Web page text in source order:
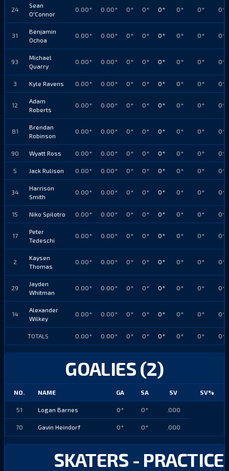
24
Sean
O'Connor
0.00* 0.00* 0* 0* 0* 0* 0* 0*
31
Benjamin
Ochoa
0.00* 0.00* 0* 0* 0* 0* 0* 0*
93
Michael
Quarry
0.00* 0.00* 0* 0* 0* 0* 0* 0*
3 Kyle Ravens 0.00* 0.00* 0* 0* 0* 0* 0* 0*
12
Adam
Roberts
0.00* 0.00* 0* 0* 0* 0* 0* 0*
81
Brendan
Robinson
0.00* 0.00* 0* 0* 0* 0* 0* 0*
90 Wyatt Ross 0.00* 0.00* 0* 0* 0* 0* 0* 0*
5 Jack Rulison 0.00* 0.00* 0* 0* 0* 0* 0* 0*
34
Harrison
Smith
0.00* 0.00* 0* 0* 0* 0* 0* 0*
15 Niko Spilotro 0.00* 0.00* 0* 0* 0* 0* 0* 0*
17
Peter
Tedeschi
0.00* 0.00* 0* 0* 0* 0* 0* 0*
2
Kaysen
Thomas
0.00* 0.00* 0* 0* 0* 0* 0* 0*
29
Jayden
Whitman
0.00* 0.00* 0* 0* 0* 0* 0* 0*
14
Alexander
Wilkey
0.00* 0.00* 0* 0* 0* 0* 0* 0*
TOTALS 0.00* 0.00* 0* 0* 0* 0* 0* 0*
GOALIES (2)
NO. NAME GA SA SV SV%
51 Logan Barnes 0* 0* .000
70 Gavin Heindorf 0* 0* .000
SKATERS -